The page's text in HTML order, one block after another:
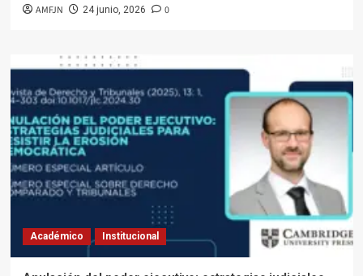
AMFJN 24 junio, 2026 0
Académico Institucional